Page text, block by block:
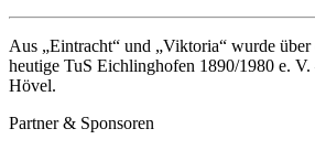
Aus „Eintracht“ und „Viktoria“ wurde über
heutige TuS Eichlinghofen 1890/1980 e.
Hövel.
Partner & Sponsoren